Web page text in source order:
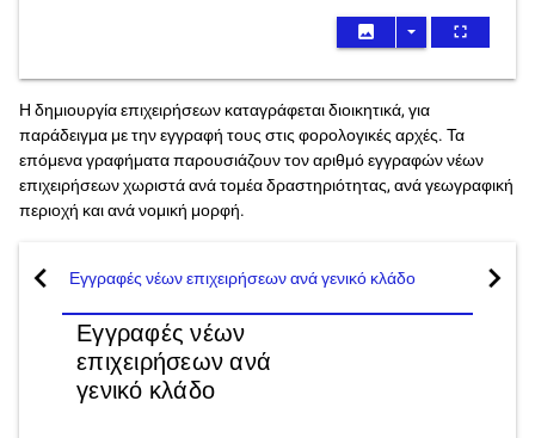
image arrow_drop_down fullscreen
Η δημιουργία επιχειρήσεων καταγράφεται διοικητικά, για
παράδειγμα με την εγγραφή τους στις φορολογικές αρχές. Τα
επόμενα γραφήματα παρουσιάζουν τον αριθμό εγγραφών νέων
επιχειρήσεων χωριστά ανά τομέα δραστηριότητας, ανά γεωγραφική
περιοχή και ανά νομική μορφή.
Εγγραφές νέων
επιχειρήσεων ανά
γενικό κλάδο
Εγγραφές νέων επιχειρήσεων ανά γενικό κλάδο
chevron_left chevron_right